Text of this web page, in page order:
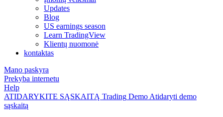
Updates
Blog
US earnings season
Learn TradingView
Klientų nuomonė
kontaktas
Mano paskyra
Prekyba internetu
Help
ATIDARYKITE SĄSKAITĄ Trading Demo Atidaryti demo
sąskaitą